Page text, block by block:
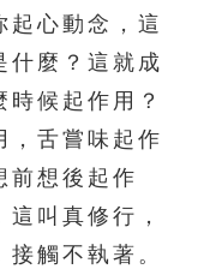
起心動念，這
什麼？這就成
候起作用？
，舌嘗味起作
前想後起作
叫真修行，
觸不執著。